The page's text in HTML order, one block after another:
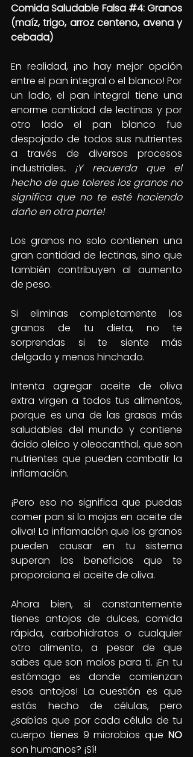
Comida Saludable Falsa #4: Granos
(maíz, trigo, arroz centeno, avena y
cebada)
En realidad, ¡no hay mejor opción
entre el pan integral o el blanco! Por
un lado, el pan integral tiene una
enorme cantidad de lectinas y por
otro lado el pan blanco fue
despojado de todos sus nutrientes
a través de diversos procesos
industriales. ¡Y recuerda que el
hecho de que toleres los granos no
significa que no te esté haciendo
daño en otra parte!
Los granos no solo contienen una
gran cantidad de lectinas, sino que
también contribuyen al aumento
de peso.
Si eliminas completamente los
granos de tu dieta, no te
sorprendas si te siente más
delgado y menos hinchado.
Intenta agregar aceite de oliva
extra virgen a todos tus alimentos,
porque es una de las grasas más
saludables del mundo y contiene
ácido oleico y oleocanthal, que son
nutrientes que pueden combatir la
inflamación.
¡Pero eso no significa que puedas
comer pan si lo mojas en aceite de
oliva! La inflamación que los granos
pueden causar en tu sistema
superan los beneficios que te
proporciona el aceite de oliva.
Ahora bien, si constantemente
tienes antojos de dulces, comida
rápida, carbohidratos o cualquier
otro alimento, a pesar de que
sabes que son malos para ti. ¡En tu
estómago es donde comienzan
esos antojos! La cuestión es que
estás hecho de células, pero
¿sabías que por cada célula de tu
cuerpo tienes 9 microbios que NO
son humanos? ¡Sí!